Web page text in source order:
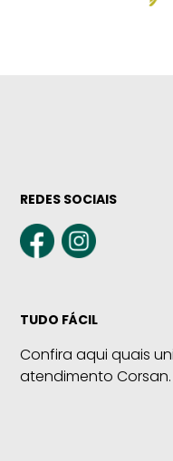
REDES SOCIAIS
TUDO FÁCIL
Confira aqui quais
atendimento Corsan.